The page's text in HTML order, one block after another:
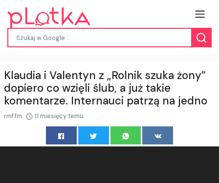
Klaudia i Valentyn z „Rolnik szuka żony”
dopiero co wzięli ślub, a już takie
komentarze. Internauci patrzą na jedno
rmf.fm 11 miesięcy temu